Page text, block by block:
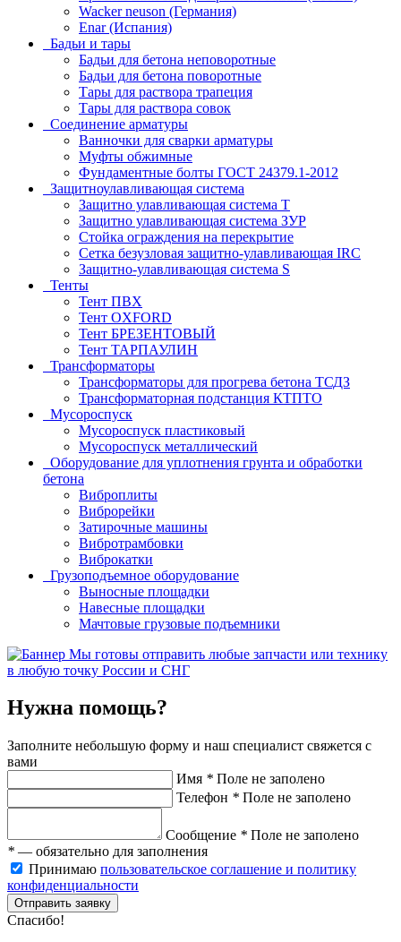
Wacker neuson (Германия)
Enar (Испания)
Бадьи и тары
Бадьи для бетона неповоротные
Бадьи для бетона поворотные
Тары для раствора трапеция
Тары для раствора совок
Соединение арматуры
Ванночки для сварки арматуры
Муфты обжимные
Фундаментные болты ГОСТ 24379.1-2012
Защитноулавливающая система
Защитно улавливающая система T
Защитно улавливающая система ЗУР
Стойка ограждения на перекрытие
Сетка безузловая защитно-улавливающая IRC
Защитно-улавливающая система S
Тенты
Тент ПВХ
Тент OXFORD
Тент БРЕЗЕНТОВЫЙ
Тент ТАРПАУЛИН
Трансформаторы
Трансформаторы для прогрева бетона ТСДЗ
Трансформаторная подстанция КТПТО
Мусороспуск
Мусороспуск пластиковый
Мусороспуск металлический
Оборудование для уплотнения грунта и обработки
бетона
Виброплиты
Виброрейки
Затирочные машины
Вибротрамбовки
Виброкатки
Грузоподъемное оборудование
Выносные площадки
Навесные площадки
Мачтовые грузовые подъемники
Мы готовы отправить любые запчасти или технику
в любую точку России и СНГ
Нужна помощь?
Заполните небольшую форму и наш специалист свяжется с
вами
Имя * Поле не заполено
Телефон * Поле не заполено
Сообщение * Поле не заполено
* — обязательно для заполнения
Принимаю пользовательское соглашение и политику
конфиденциальности
Отправить заявку
Спасибо!